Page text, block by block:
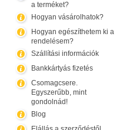
a terméket?
Hogyan vásárolhatok?
Hogyan egészíthetem ki a
rendelésem?
Szállítási információk
Bankkártyás fizetés
Csomagcsere.
Egyszerűbb, mint
gondolnád!
Blog